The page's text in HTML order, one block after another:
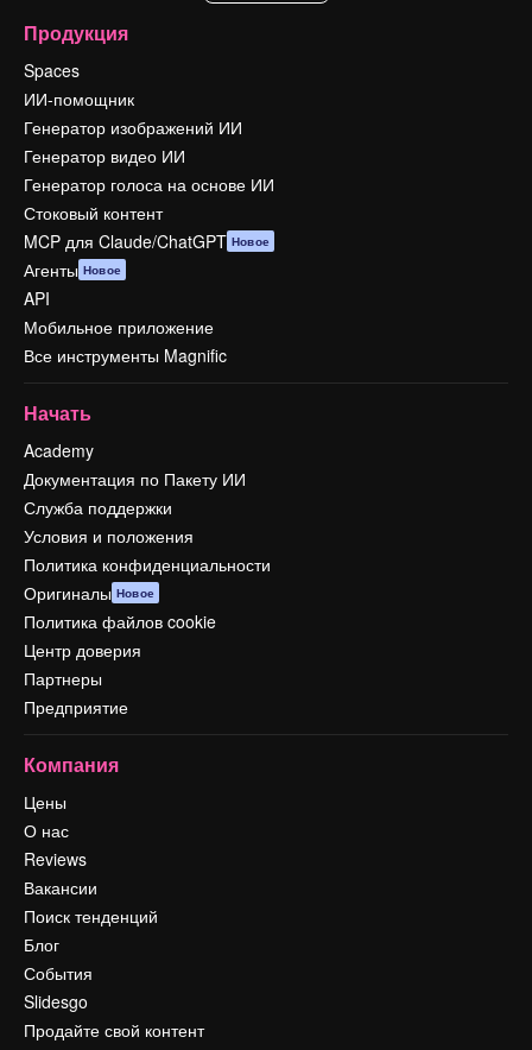
Продукция
Spaces
ИИ-помощник
Генератор изображений ИИ
Генератор видео ИИ
Генератор голоса на основе ИИ
Стоковый контент
MCP для Claude/ChatGPT Новое
Агенты Новое
API
Мобильное приложение
Все инструменты Magnific
Начать
Academy
Документация по Пакету ИИ
Служба поддержки
Условия и положения
Политика конфиденциальности
Оригиналы Новое
Политика файлов cookie
Центр доверия
Партнеры
Предприятие
Компания
Цены
О нас
Reviews
Вакансии
Поиск тенденций
Блог
События
Slidesgo
Продайте свой контент